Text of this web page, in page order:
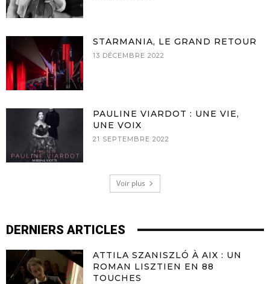
STARMANIA, LE GRAND RETOUR
13 DÉCEMBRE 2022
PAULINE VIARDOT : UNE VIE,
UNE VOIX
21 SEPTEMBRE 2022
Voir plus
DERNIERS ARTICLES
ATTILA SZANISZLÓ À AIX : UN
ROMAN LISZTIEN EN 88
TOUCHES